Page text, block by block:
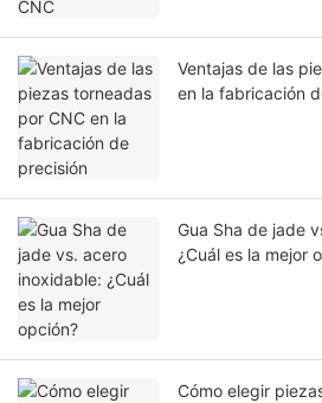
Ventajas de las
en la fabricación
Gua Sha de jade
¿Cuál es la mejor
Cómo elegir